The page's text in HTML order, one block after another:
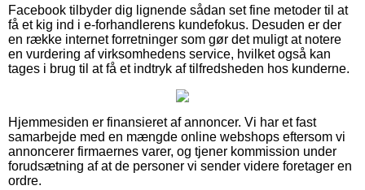
Facebook tilbyder dig lignende sådan set fine metoder til at
få et kig ind i e-forhandlerens kundefokus. Desuden er der
en række internet forretninger som gør det muligt at notere
en vurdering af virksomhedens service, hvilket også kan
tages i brug til at få et indtryk af tilfredsheden hos kunderne.
Hjemmesiden er finansieret af annoncer. Vi har et fast
samarbejde med en mængde online webshops eftersom vi
annoncerer firmaernes varer, og tjener kommission under
forudsætning af at de personer vi sender videre foretager en
ordre.